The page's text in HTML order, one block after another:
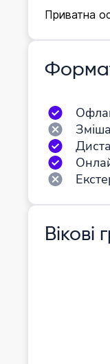
Приватна
Вікові